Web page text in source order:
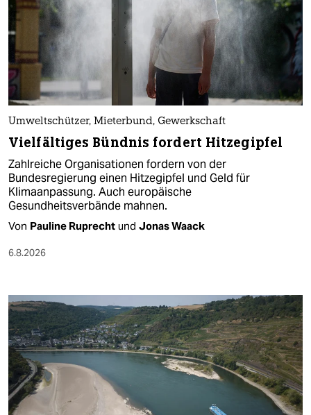
Umweltschützer, Mieterbund, Gewerkschaft
Vielfältiges Bündnis fordert Hitzegipfel
Zahlreiche Organisationen fordern von der
Bundesregierung einen Hitzegipfel und Geld für
Klimaanpassung. Auch europäische
Gesundheitsverbände mahnen.
Von Pauline Ruprecht und Jonas Waack
6.8.2026